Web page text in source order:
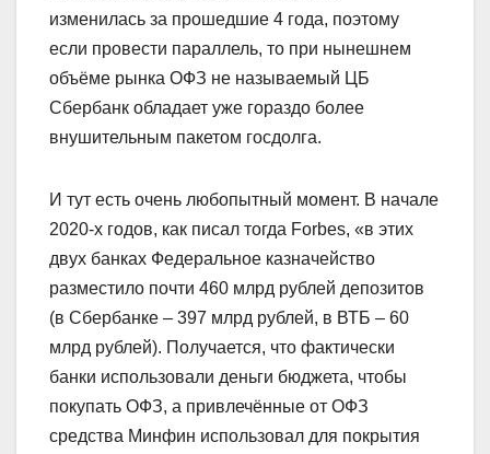
изменилась за прошедшие 4 года, поэтому
если провести параллель, то при нынешнем
объёме рынка ОФЗ не называемый ЦБ
Сбербанк обладает уже гораздо более
внушительным пакетом госдолга.
И тут есть очень любопытный момент. В начале
2020-х годов, как писал тогда Forbes, «в этих
двух банках Федеральное казначейство
разместило почти 460 млрд рублей депозитов
(в Сбербанке – 397 млрд рублей, в ВТБ – 60
млрд рублей). Получается, что фактически
банки использовали деньги бюджета, чтобы
покупать ОФЗ, а привлечённые от ОФЗ
средства Минфин использовал для покрытия